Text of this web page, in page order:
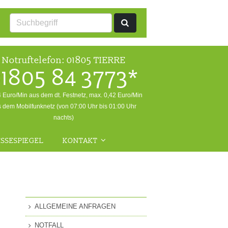
Notruftelefon: 01805 TIERRE
84 3773*
Euro/Min aus dem dt. Festnetz, max. 0,42 Euro/Min
dem Mobilfunknetz (von 07:00 Uhr bis 01:00 Uhr
nachts)
KONTAKT
RÜCKFRAGEN WILDTIERE
FRAGEN ZUR
ALLGEMEINE ANFRAGEN
NOTFALL